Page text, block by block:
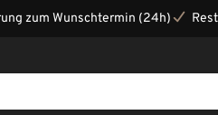
zum Wunschtermin (24h)